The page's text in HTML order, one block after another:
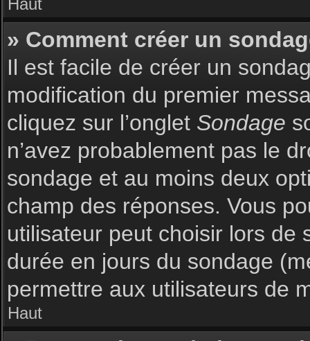
Haut
» Comment créer un
Il est facile de créer un
modification du premier
cliquez sur l’onglet Sondage
n’avez probablement pas le
sondage et au moins deux
champ des réponses. Vous
utilisateur peut choisir lors de
durée en jours du sondage
permettre aux utilisateurs de
Haut